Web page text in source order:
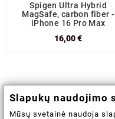
Spigen Ultra Hybrid
MagSafe, carbon fiber -
iPhone 16 Pro Max
16,00 €
Slapukų naudojimo
Mūsų svetainė naudoja